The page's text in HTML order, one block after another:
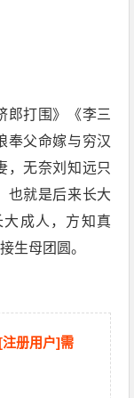
郎打围》《李三
奉父命嫁与穷汉
，无奈刘知远只
也就是后来长大
成人，方知真
生母团圆。
注册用户]需